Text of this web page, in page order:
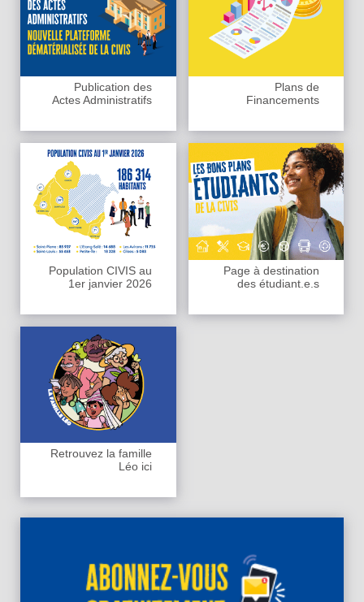
Publication des
Actes Administratifs
Plans de
Financements
Population CIVIS au
1er janvier 2026
Page à destination
des étudiant.e.s
Retrouvez la famille
Léo ici